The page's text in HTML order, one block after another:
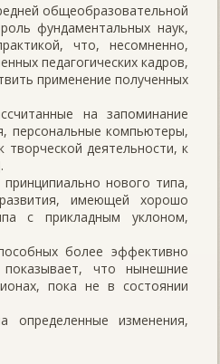
общеобразовательной
фундаментальных наук,
что, несомненно,
педагогических кадров,
применение полученных
на запоминание
персональные компьютеры,
деятельности, к
нового типа,
имеющей хорошо
с прикладным уклоном,
более эффективно
что нынешние
пока не в состоянии
определенные изменения,